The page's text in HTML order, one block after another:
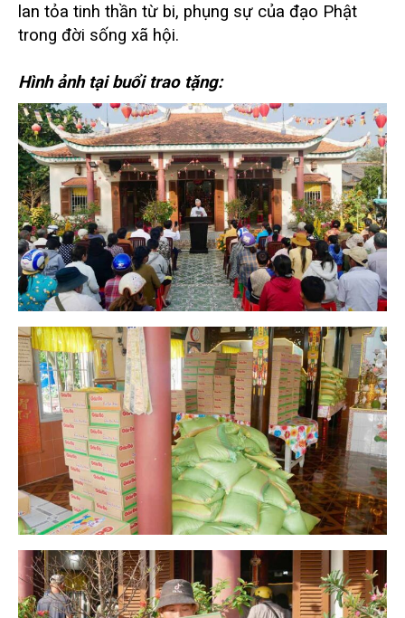
lan tỏa tinh thần từ bi, phụng sự của đạo Phật
trong đời sống xã hội.
Hình ảnh tại buổi trao tặng: